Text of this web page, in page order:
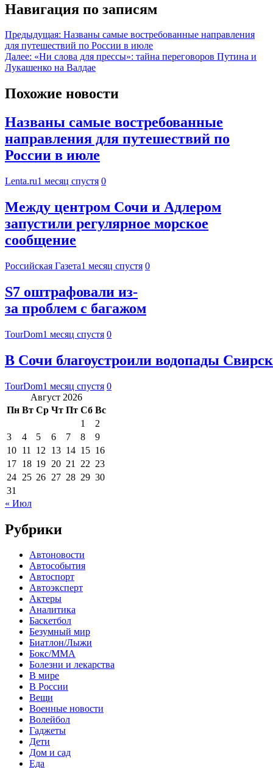
Навигация по записям
Предыдущая: Названы самые востребованные направления
для путешествий по России в июле
Далее: «Ни слова для прессы»: тайна переговоров Путина и
Лукашенко на Валдае
Похожие новости
Названы самые востребованные
направления для путешествий по
России в июле
Lenta.ru1 месяц спустя 0
Между центром Сочи и Адлером
запустили регулярное морское
сообщение
Российская Газета1 месяц спустя 0
S7 оштрафовали из-
за проблем с багажом
TourDom1 месяц спустя 0
В Сочи благоустроили водопады
TourDom1 месяц спустя 0
Август 2026
Пн Вт Ср Чт Пт Сб Вс
1
2
3
4 5 6 7 8
9
10 11 12 13 14 15 16
17 18 19 20 21 22 23
24 25 26 27 28 29 30
31
« Июл
Рубрики
Автоновости
Автособытия
Автоспорт
Автоэксперт
Актеры
Аналитика
Баскетбол
Безумный мир
Биатлон/Лыжи
Бокс/MMA
Болезни и лекарства
В мире
В России
Вещи
Военные новости
Волейбол
Гаджеты
Дети
Дом и сад
Еда